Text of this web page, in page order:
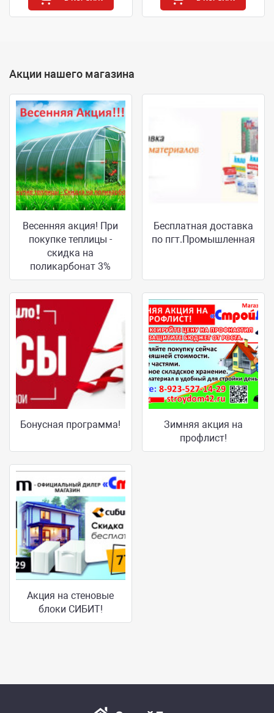
Акции нашего магазина
Весенняя акция! При
покупке теплицы -
скидка на
поликарбонат 3%
Бесплатная доставка
по пгт.Промышленная
Бонусная программа!
Зимняя акция на
профлист!
Акция на стеновые
блоки СИБИТ!